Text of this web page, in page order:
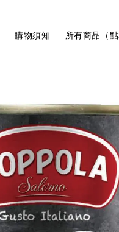
購物須知 所有商品（